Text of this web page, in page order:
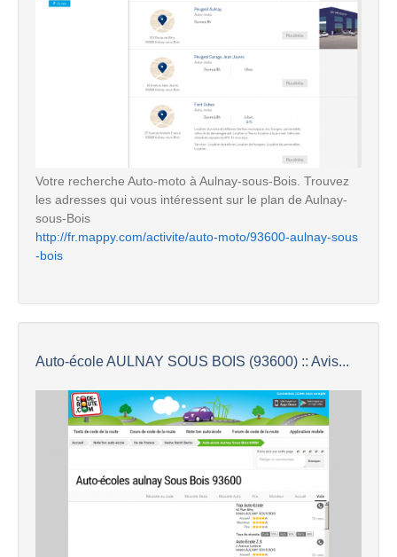
Votre recherche Auto-moto à Aulnay-sous-Bois. Trouvez
les adresses qui vous intéressent sur le plan de Aulnay-
sous-Bois
http://fr.mappy.com/activite/auto-moto/93600-aulnay-sous
-bois
Auto-école AULNAY SOUS BOIS (93600) :: Avis...